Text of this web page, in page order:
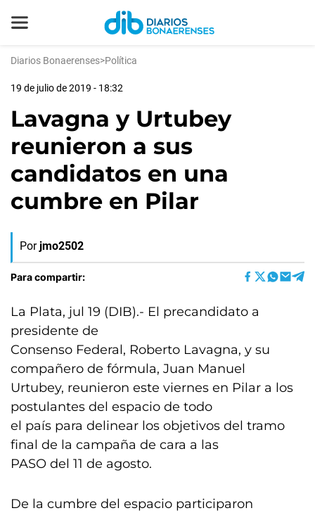
Diarios Bonaerenses>Política
19 de julio de 2019 - 18:32
Lavagna y Urtubey
reunieron a sus
candidatos en una
cumbre en Pilar
Por jmo2502
Para compartir:
La Plata, jul 19 (DIB).- El precandidato a
presidente de
Consenso Federal, Roberto Lavagna, y su
compañero de fórmula, Juan Manuel
Urtubey, reunieron este viernes en Pilar a los
postulantes del espacio de todo
el país para delinear los objetivos del tramo
final de la campaña de cara a las
PASO del 11 de agosto.
De la cumbre del espacio participaron